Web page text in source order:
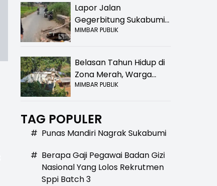
Lapor Jalan
Gegerbitung Sukabumi
Bolong! Bahaya Bagi
MIMBAR PUBLIK
Belasan Tahun Hidup di
Zona Merah, Warga
Kampung Nangewer
Relokasi
MIMBAR PUBLIK
TAG POPULER
# Punas Mandiri Nagrak Sukabumi
# Berapa Gaji Pegawai Badan Gizi
Nasional Yang Lolos Rekrutmen
Sppi Batch 3